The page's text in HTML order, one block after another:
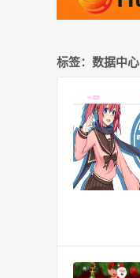
标签：数据中心